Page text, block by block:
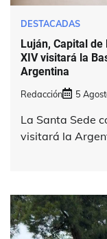
DESTACADAS
Luján, Capital de
XIV visitará la
Argentina
Redacción 5
La Santa Sede
visitará la